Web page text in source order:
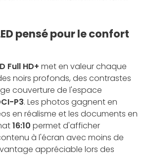
pensé pour le confort
Full HD+ met en valeur chaque
noirs profonds, des contrastes
couverture de l'espace
P3. Les photos gagnent en
en réalisme et les documents en
16:10 permet d'afficher
à l'écran avec moins de
appréciable lors des